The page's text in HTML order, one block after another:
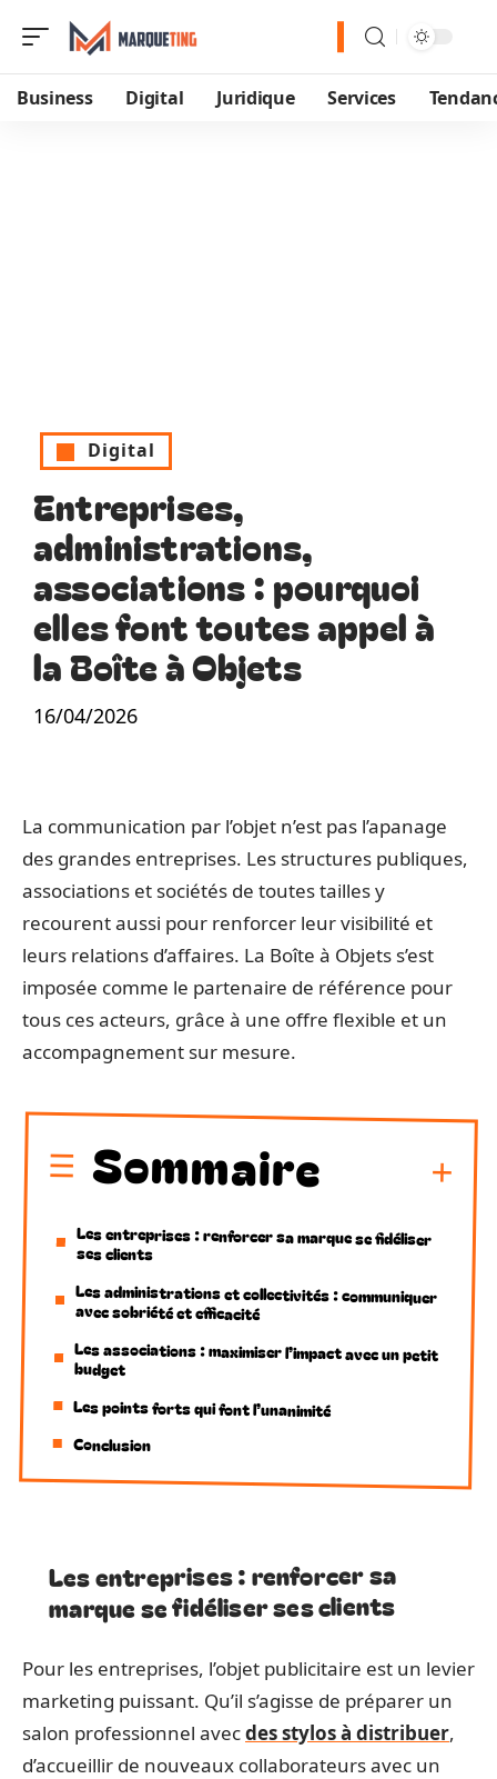
Business Digital Juridique Services
Digital
Entreprises,
administrations,
associations : pourquoi
elles font toutes appel à
la Boîte à Objets
16/04/2026
La communication par l’objet n’est pas l’apanage
des grandes entreprises. Les structures publiques,
associations et sociétés de toutes tailles y
recourent aussi pour renforcer leur visibilité et
leurs relations d’affaires. La Boîte à Objets s’est
imposée comme le partenaire de référence pour
tous ces acteurs, grâce à une offre flexible et un
accompagnement sur mesure.
Sommaire
Les entreprises : renforcer sa marque se fidéliser
ses clients
Les administrations et collectivités : communiquer
avec sobriété et efficacité
Les associations : maximiser l’impact avec un petit
budget
Les points forts qui font l’unanimité
Conclusion
Les entreprises : renforcer sa
marque se fidéliser ses clients
Pour les entreprises, l’objet publicitaire est un levier
marketing puissant. Qu’il s’agisse de préparer un
salon professionnel avecdes stylos à distribuer,
d’accueillir de nouveaux collaborateurs avec un